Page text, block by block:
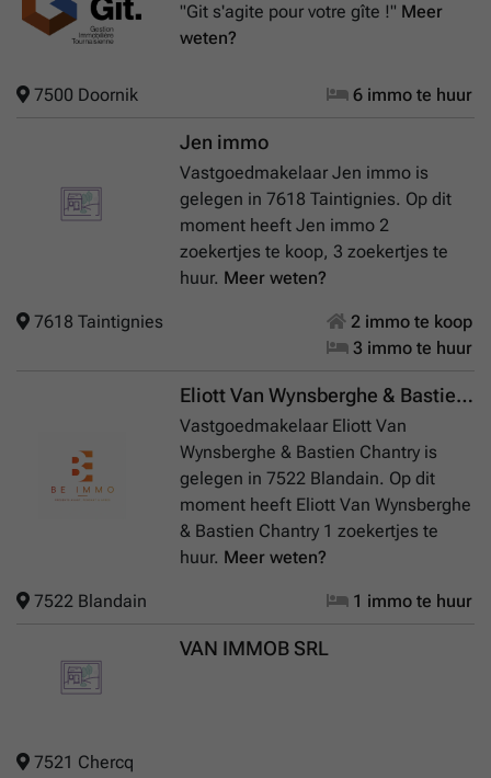
"Git s'agite pour votre gîte !" Meer
weten?
7500 Doornik 6 immo te huur
Jen immo
Vastgoedmakelaar Jen immo is
gelegen in 7618 Taintignies. Op dit
moment heeft Jen immo 2
zoekertjes te koop, 3 zoekertjes te
huur. Meer weten?
7618 Taintignies
2 immo te koop
3 immo te huur
Eliott Van Wynsberghe & Bastien Chantry
Vastgoedmakelaar Eliott Van
Wynsberghe & Bastien Chantry is
gelegen in 7522 Blandain. Op dit
moment heeft Eliott Van Wynsberghe
& Bastien Chantry 1 zoekertjes te
huur. Meer weten?
7522 Blandain 1 immo te huur
VAN IMMOB SRL
7521 Chercq